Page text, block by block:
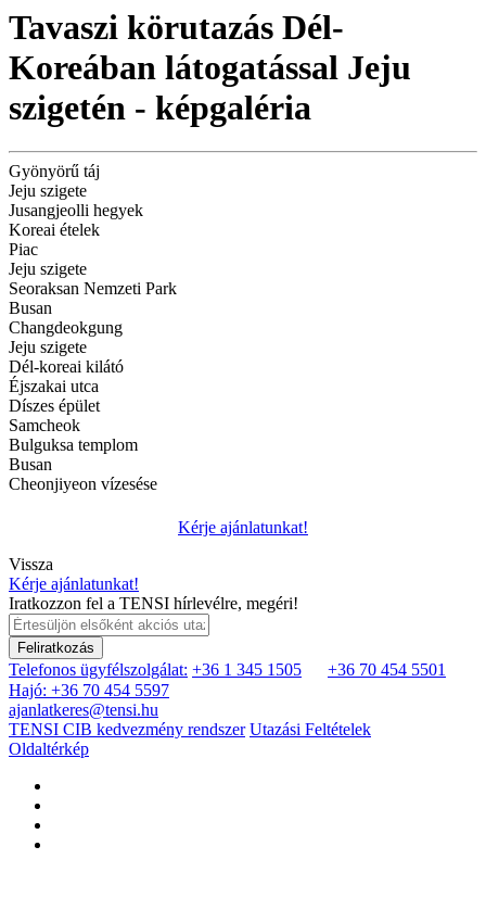
Tavaszi körutazás Dél-
Koreában látogatással Jeju
szigetén - képgaléria
Gyönyörű táj
Jeju szigete
Jusangjeolli hegyek
Koreai ételek
Piac
Jeju szigete
Seoraksan Nemzeti Park
Busan
Changdeokgung
Jeju szigete
Dél-koreai kilátó
Éjszakai utca
Díszes épület
Samcheok
Bulguksa templom
Busan
Cheonjiyeon vízesése
Kérje ajánlatunkat!
Vissza
Kérje ajánlatunkat!
Iratkozzon fel a TENSI hírlevélre, megéri!
Feliratkozás
Telefonos ügyfélszolgálat: +36 1 345 1505
+36 70 454 5501
Hajó: +36 70 454 5597
ajanlatkeres@tensi.hu
TENSI CIB kedvezmény rendszer Utazási Feltételek
Oldaltérkép